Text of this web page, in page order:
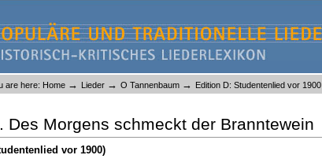
are here: Home → Lieder → O Tannenbaum → Edition D: Studentenlied vor 1900
Des Morgens schmeckt der Branntewein
vor 1900)